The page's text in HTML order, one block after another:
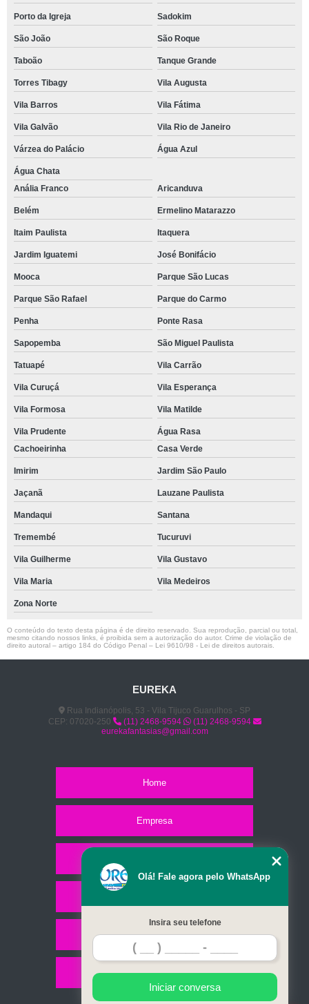
Porto da Igreja Sadokim
São João São Roque
Taboão Tanque Grande
Torres Tibagy Vila Augusta
Vila Barros Vila Fátima
Vila Galvão Vila Rio de Janeiro
Várzea do Palácio Água Azul
Água Chata
Anália Franco
Aricanduva
Belém Ermelino Matarazzo
Itaim Paulista Itaquera
Jardim Iguatemi José Bonifácio
Mooca Parque São Lucas
Parque São Rafael Parque do Carmo
Penha Ponte Rasa
Sapopemba São Miguel Paulista
Tatuapé Vila Carrão
Vila Curuçá Vila Esperança
Vila Formosa Vila Matilde
Vila Prudente
Água Rasa
Cachoeirinha
Casa Verde
Imirim Jardim São Paulo
Jaçanã Lauzane Paulista
Mandaqui Santana
Tremembé Tucuruvi
Vila Guilherme Vila Gustavo
Vila Maria Vila Medeiros
Zona Norte
O conteúdo do texto desta página é de direito reservado. Sua reprodução, parcial ou total,
mesmo citando nossos links, é proibida sem a autorização do autor. Crime de violação de
direito autoral – artigo 184 do Código Penal – Lei 9610/98 - Lei de direitos autorais
EUREKA
Rua Indianópolis, 53 - Vila Tijuco Guarulhos - SP
CEP: 07020-250
(11) 2468-9594
(11) 2468-9594
eurekafantasias@gmail.com
Home
Empresa
Contato
Mapa do site
Olá! Fale agora pelo WhatsApp
Insira seu telefone
Iniciar conversa